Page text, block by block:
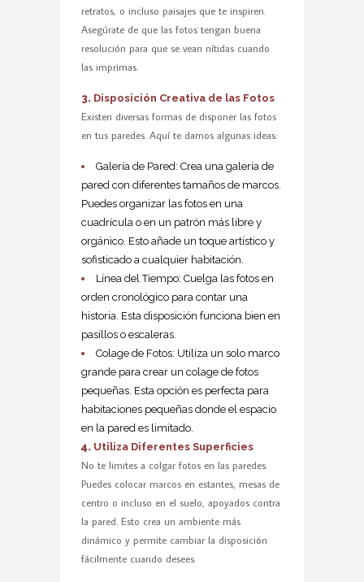
retratos, o incluso paisajes que te inspiren.
Asegúrate de que las fotos tengan buena
resolución para que se vean nítidas cuando
las imprimas.
Disposición Creativa de las Fotos
Existen diversas formas de disponer las fotos
en tus paredes. Aquí te damos algunas ideas:
Galería de Pared: Crea una galería de
pared con diferentes tamaños de marcos.
Puedes organizar las fotos en una
cuadrícula o en un patrón más libre y
orgánico. Esto añade un toque artístico y
sofisticado a cualquier habitación.
Línea del Tiempo: Cuelga las fotos en
orden cronológico para contar una
historia. Esta disposición funciona bien en
pasillos o escaleras.
Colage de Fotos: Utiliza un solo marco
grande para crear un colage de fotos
pequeñas. Esta opción es perfecta para
habitaciones pequeñas donde el espacio
en la pared es limitado.
Utiliza Diferentes Superficies
No te limites a colgar fotos en las paredes.
Puedes colocar marcos en estantes, mesas de
centro o incluso en el suelo, apoyados contra
la pared. Esto crea un ambiente más
dinámico y permite cambiar la disposición
fácilmente cuando desees.